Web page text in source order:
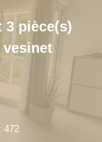
3 pièce(s)
vesinet
472